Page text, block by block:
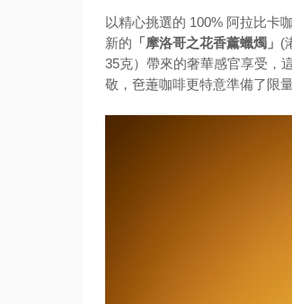
以精心挑選的 100% 阿拉比卡
新的 「摩洛哥之花香薰蠟燭」 (
35克）帶來的奢華感官享受，
敬，夿萐咖啡更特意準備了限